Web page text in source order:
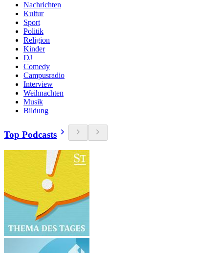
Nachrichten
Kultur
Sport
Politik
Religion
Kinder
DJ
Comedy
Campusradio
Interview
Weihnachten
Musik
Bildung
Top Podcasts